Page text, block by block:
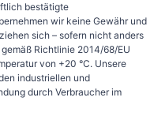
bestätigte
wir keine Gewähr und
sich – sofern nicht anders
Richtlinie 2014/68/EU
von +20 °C. Unsere
industriellen und
durch Verbraucher im